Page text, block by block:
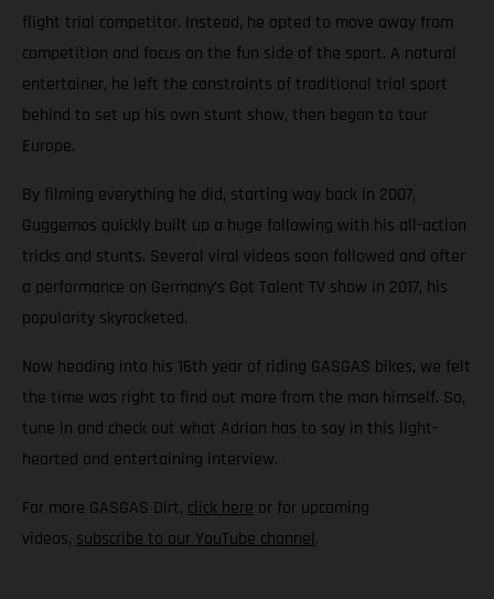
flight trial competitor. Instead, he opted to move away from
competition and focus on the fun side of the sport. A natural
entertainer, he left the constraints of traditional trial sport
behind to set up his own stunt show, then began to tour
Europe.
By filming everything he did, starting way back in 2007,
Guggemos quickly built up a huge following with his all-action
tricks and stunts. Several viral videos soon followed and after
a performance on Germany’s Got Talent TV show in 2017, his
popularity skyrocketed.
Now heading into his 16th year of riding GASGAS bikes, we felt
the time was right to find out more from the man himself. So,
tune in and check out what Adrian has to say in this light-
hearted and entertaining interview.
For more GASGAS Dirt, click here or for upcoming
videos, subscribe to our YouTube channel.